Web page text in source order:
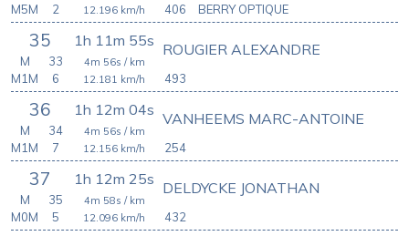
406
12.196 km/h
M5M
2 BERRY OPTIQUE
35 1h 11m 55s
493
ROUGIER ALEXANDRE
4m 56s / km
12.181 km/h
M
33
M1M
6
36 1h 12m 04s
254
VANHEEMS MARC-ANTOINE
4m 56s / km
12.156 km/h
M
34
M1M
7
37 1h 12m 25s
432
DELDYCKE JONATHAN
4m 58s / km
12.096 km/h
M
35
M0M
5